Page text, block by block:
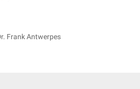
Frank Antwerpes